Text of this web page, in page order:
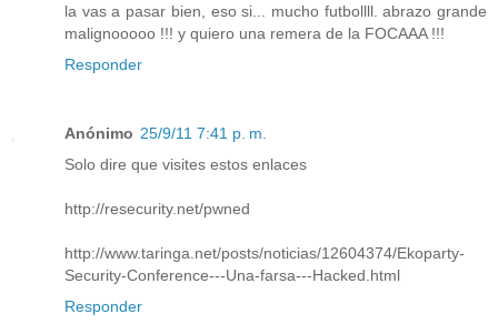
la vas a pasar bien, eso si... mucho futbollll. abrazo grande
malignooooo !!! y quiero una remera de la FOCAAA !!!
Responder
Anónimo 25/9/11 7:41 p. m.
Solo dire que visites estos enlaces
http://resecurity.net/pwned
http://www.taringa.net/posts/noticias/12604374/Ekoparty-
Security-Conference---Una-farsa---Hacked.html
Responder